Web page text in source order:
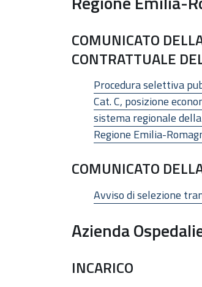
COMUNICATO
CONTRATTUALE
Procedura selettiva
Cat. C, posizione
sistema regionale
Regione Emilia-
COMUNICATO
Avviso di selezione
Azienda
INCARICO